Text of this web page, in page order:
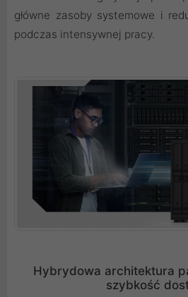
główne zasoby systemowe i
podczas intensywnej pracy.
Hybrydowa architektura
szybkość